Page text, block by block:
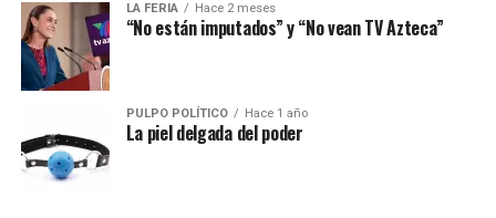
LA FERIA Hace 2 meses
“No están imputados” y “No vean TV Azteca”
PULPO POLÍTICO Hace 1 año
La piel delgada del poder